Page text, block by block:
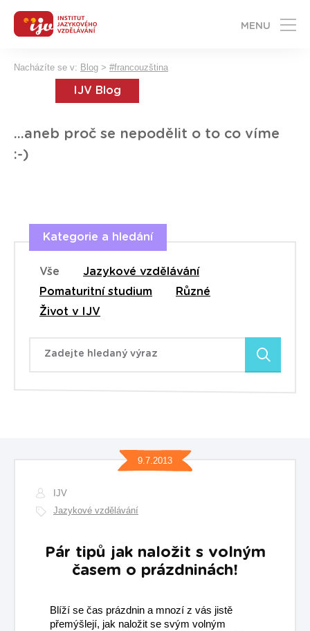
MENU
Nacházíte se v: Blog > #francouzština
IJV Blog
...aneb proč se nepodělit o to co víme
:-)
Kategorie a hledání
Vše
Jazykové vzdělávání
Pomaturitní studium
Různé
Život v IJV
Zadejte hledaný výraz
9.7.2013
IJV
Jazykové vzdělávání
Pár tipů jak naložit s volným
časem o prázdninách!
Blíží se čas prázdnin a mnozí z vás jistě
přemýšlejí, jak naložit se svým volným